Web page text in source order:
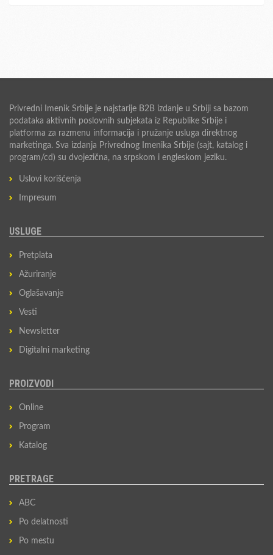
Privredni Imenik Srbije je najstarije B2B izdanje u Srbiji sa bazom
podataka aktivnih poslovnih subjekata iz Republike Srbije i
platforma za razmenu informacija i pružanje usluga direktnog
marketinga. Sva izdanja Privrednog Imenika Srbije (sajt, katalog i
program/cd) su dvojezična, na srpskom i engleskom jeziku.
Uslovi korišćenja
Impresum
USLUGE
Pretplata
Ažuriranje
Oglašavanje
Vesti
Newsletter
Digitalni marketing
PROIZVODI
Online
Program
Katalog
PRETRAGE
ABC
Po delatnosti
Po mestu